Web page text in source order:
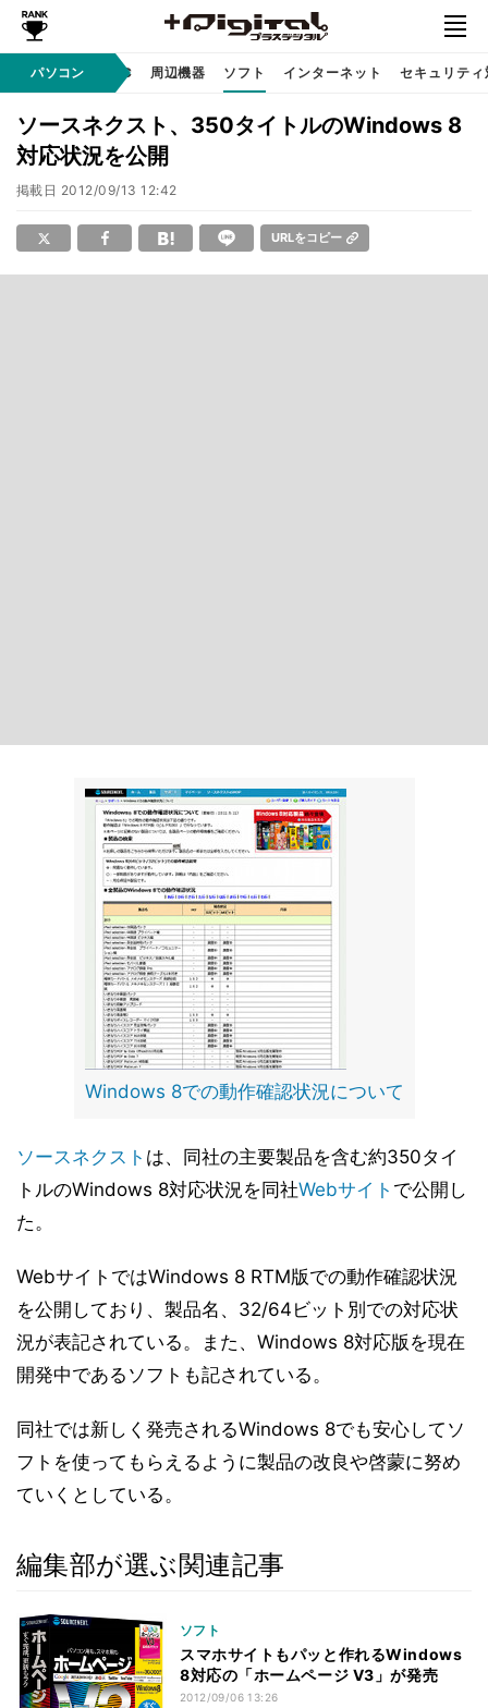
パソコン
クノロジ AI PC 周辺機器 ソフト インターネット セキュリティ
ソースネクスト、350タイトルのWindows 8
対応状況を公開
掲載日 2012/09/13 12:42
URLをコピー
Windows 8での動作確認状況について
ソースネクスト は、同社の主要製品を含む約350タイ
トルのWindows 8対応状況を同社Webサイト で公開し
た。
WebサイトではWindows 8 RTM版での動作確認状況
を公開しており、製品名、32/64ビット別での対応状
況が表記されている。また、Windows 8対応版を現在
開発中であるソフトも記されている。
同社では新しく発売されるWindows 8でも安心してソ
フトを使ってもらえるように製品の改良や啓蒙に努め
ていくとしている。
編集部が選ぶ関連記事
ソフト
スマホサイトもパッと作れるWindows
8対応の「ホームページ V3」が発売
2012/09/06 13:26